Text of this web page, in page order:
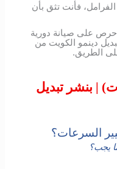
فأنت تثق بأن
على صيانة دورية
دينمو الكويت من
الطريق.
| بنشر تبديل
السرعات؟
يجب؟